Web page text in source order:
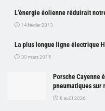
L’énergie éolienne réduirait
14 février 2013
La plus longue ligne électrique
30 mars 2015
Porsche Cayenne
pneumatiques sur
6 août 2026